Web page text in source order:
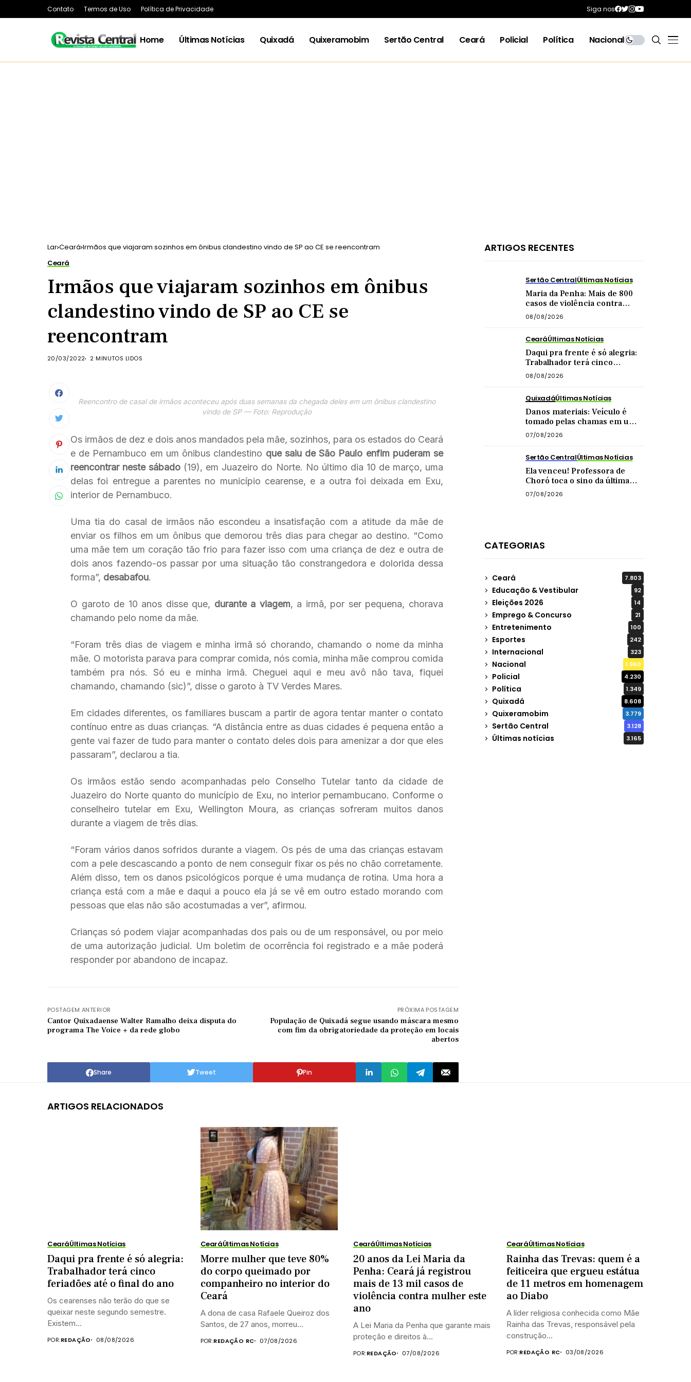
Contato Termos de Uso Política de Privacidade Siga nos
Home Últimas Notícias Quixadá Quixeramobim Sertão Central Ceará Policial Política Nacional
Lar Ceará Irmãos que viajaram sozinhos em ônibus clandestino vindo de SP ao CE se reencontram
Ceará
Irmãos que viajaram sozinhos em ônibus
clandestino vindo de SP ao CE se
reencontram
20/03/2022 2 MINUTOS LIDOS
Reencontro de casal de irmãos aconteceu após duas semanas da chegada deles em um ônibus clandestino
vindo de SP — Foto: Reprodução
Os irmãos de dez e dois anos mandados pela mãe, sozinhos, para os estados do Ceará
e de Pernambuco em um ônibus clandestino que saiu de São Paulo enfim puderam se
reencontrar neste sábado (19), em Juazeiro do Norte. No último dia 10 de março, uma
delas foi entregue a parentes no município cearense, e a outra foi deixada em Exu,
interior de Pernambuco.
Uma tia do casal de irmãos não escondeu a insatisfação com a atitude da mãe de
enviar os filhos em um ônibus que demorou três dias para chegar ao destino. “Como
uma mãe tem um coração tão frio para fazer isso com uma criança de dez e outra de
dois anos fazendo-os passar por uma situação tão constrangedora e dolorida dessa
forma”, desabafou.
O garoto de 10 anos disse que, durante a viagem, a irmã, por ser pequena, chorava
chamando pelo nome da mãe.
“Foram três dias de viagem e minha irmã só chorando, chamando o nome da minha
mãe. O motorista parava para comprar comida, nós comia, minha mãe comprou comida
também pra nós. Só eu e minha irmã. Cheguei aqui e meu avô não tava, fiquei
chamando, chamando (sic)”, disse o garoto à TV Verdes Mares.
Em cidades diferentes, os familiares buscam a partir de agora tentar manter o contato
contínuo entre as duas crianças. “A distância entre as duas cidades é pequena então a
gente vai fazer de tudo para manter o contato deles dois para amenizar a dor que eles
passaram”, declarou a tia.
Os irmãos estão sendo acompanhadas pelo Conselho Tutelar tanto da cidade de
Juazeiro do Norte quanto do município de Exu, no interior pernambucano. Conforme o
conselheiro tutelar em Exu, Wellington Moura, as crianças sofreram muitos danos
durante a viagem de três dias.
“Foram vários danos sofridos durante a viagem. Os pés de uma das crianças estavam
com a pele descascando a ponto de nem conseguir fixar os pés no chão corretamente.
Além disso, tem os danos psicológicos porque é uma mudança de rotina. Uma hora a
criança está com a mãe e daqui a pouco ela já se vê em outro estado morando com
pessoas que elas não são acostumadas a ver”, afirmou.
Crianças só podem viajar acompanhadas dos pais ou de um responsável, ou por meio
de uma autorização judicial. Um boletim de ocorrência foi registrado e a mãe poderá
responder por abandono de incapaz.
POSTAGEM ANTERIOR
Cantor Quixadaense Walter Ramalho deixa disputa do
programa The Voice + da rede globo
PRÓXIMA POSTAGEM
População de Quixadá segue usando máscara mesmo
com fim da obrigatoriedade da proteção em locais
abertos
Share Tweet Pin
ARTIGOS RECENTES
Sertão CentralÚltimas Notícias
Maria da Penha: Mais de 800
casos de violência contra
mulher foram registrados no
Sertão Central este ano
08/08/2026
CearáÚltimas Notícias
Daqui pra frente é só alegria:
Trabalhador terá cinco
feriadões até o final do ano
08/08/2026
QuixadáÚltimas Notícias
Danos materiais: Veículo é
tomado pelas chamas em uma
das principais vias de Quixadá
07/08/2026
Sertão CentralÚltimas Notícias
Ela venceu! Professora de
Choró toca o sino da última
quimioterapia e é recebida
com carreata
07/08/2026
CATEGORIAS
Ceará 7.803
Educação & Vestibular 92
Eleições 2026 14
Emprego & Concurso 21
Entretenimento 100
Esportes 242
Internacional 323
Nacional 1.960
Policial 4.230
Política 1.349
Quixadá 8.608
Quixeramobim 3.779
Sertão Central 3.128
Últimas notícias 3.165
ARTIGOS RELACIONADOS
CearáÚltimas Notícias
Daqui pra frente é só alegria:
Trabalhador terá cinco
feriadões até o final do ano
Os cearenses não terão do que se
queixar neste segundo semestre.
Existem...
POR:REDAÇÃO 08/08/2026
CearáÚltimas Notícias
Morre mulher que teve 80%
do corpo queimado por
companheiro no interior do
Ceará
A dona de casa Rafaele Queiroz dos
Santos, de 27 anos, morreu...
POR:REDAÇÃO RC 07/08/2026
CearáÚltimas Notícias
20 anos da Lei Maria da
Penha: Ceará já registrou
mais de 13 mil casos de
violência contra mulher este
ano
A Lei Maria da Penha que garante mais
proteção e direitos à...
POR:REDAÇÃO 07/08/2026
CearáÚltimas Notícias
Rainha das Trevas: quem é a
feiticeira que ergueu estátua
de 11 metros em homenagem
ao Diabo
A líder religiosa conhecida como Mãe
Rainha das Trevas, responsável pela
construção...
POR:REDAÇÃO RC 03/08/2026